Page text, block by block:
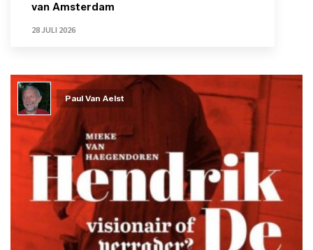
van Amsterdam
28 JULI 2026
Paul Van Aelst